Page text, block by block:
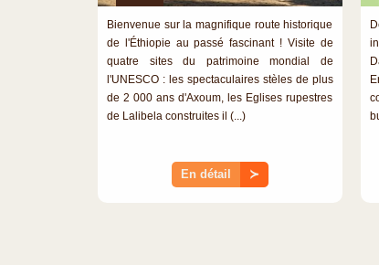
Bienvenue sur la magnifique route historique
de l'Éthiopie au passé fascinant ! Visite de
quatre sites du patrimoine mondial de
l'UNESCO : les spectaculaires stèles de plus
de 2 000 ans d'Axoum, les Eglises rupestres
de Lalibela construites il (...)
En détail ≻